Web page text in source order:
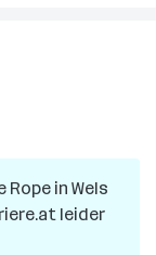
Rope in Wels
leider